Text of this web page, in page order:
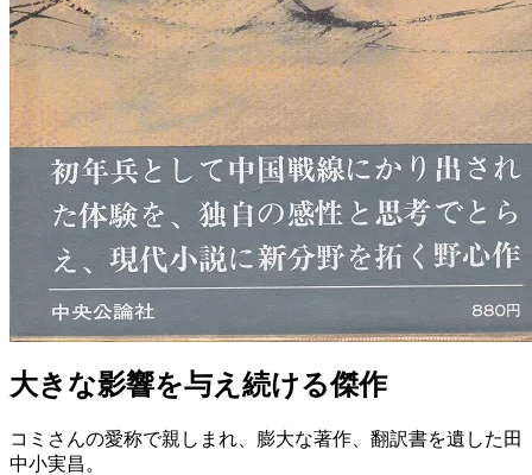
大きな影響を与え続ける傑作
コミさんの愛称で親しまれ、膨大な著作、翻訳書を遺した田
中小実昌。